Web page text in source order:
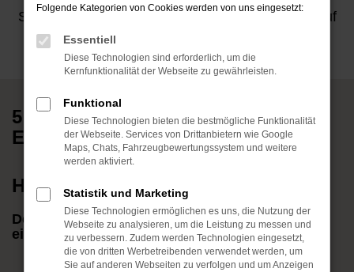
Setzen Sie bei Garantie, Service und Beratung auf
das Original – nur so nutzen Sie alle Vorteile.
5 Jahre Garantie für die Hyundai
Elektromodelle
Höchste Sicherheit und Qualität.
Deshalb gibt's für KONA Elektro, IONIQ 5 und 6
ein einzigartiges Garantiepaket.
Folgende Kategorien von Cookies werden von uns eingesetzt:
Essentiell
Diese Technologien sind erforderlich, um die
Kernfunktionalität der Webseite zu gewährleisten.
Funktional
Diese Technologien bieten die bestmögliche Funktionalität
der Webseite. Services von Drittanbietern wie Google
Maps, Chats, Fahrzeugbewertungssystem und weitere
werden aktiviert.
Statistik und Marketing
Diese Technologien ermöglichen es uns, die Nutzung der
Webseite zu analysieren, um die Leistung zu messen und
zu verbessern. Zudem werden Technologien eingesetzt,
die von dritten Werbetreibenden verwendet werden, um
Sie auf anderen Webseiten zu verfolgen und um Anzeigen